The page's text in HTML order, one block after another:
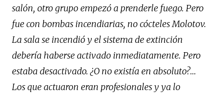
salón, otro grupo empezó a prenderle fuego. Pero
fue con bombas incendiarias, no cócteles Molotov.
La sala se incendió y el sistema de extinción
debería haberse activado inmediatamente. Pero
estaba desactivado. ¿O no existía en absoluto?…
Los que actuaron eran profesionales y ya lo